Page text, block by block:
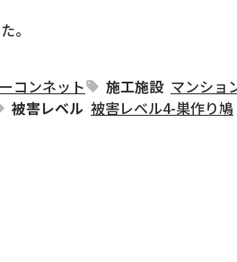
。
コンネット 施工施設 マンショ
被害レベル 被害レベル4-巣作り鳩